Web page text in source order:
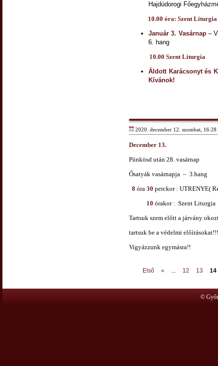
Hajdúdorogi
10.00 óra: Szent Liturgia
Január 3. Vasárnap–
6. hang
10.00 Szent Liturgia
Áldott Karácsonyt és
Kívánok!
2020. december 12. szombat,
December 13.
Pünkösd után 28. vasárnap
Ősatyák vasárnapja – 3.hang
8 óra 30 perckor : UTRENYE(
10 órakor : Szent Liturgia
Tartsuk szem előtt a járvány
tartsuk be a védelmi előírásokat!!!
Vigyázzunk egymásra!!
Első « ... 12 13 14
©